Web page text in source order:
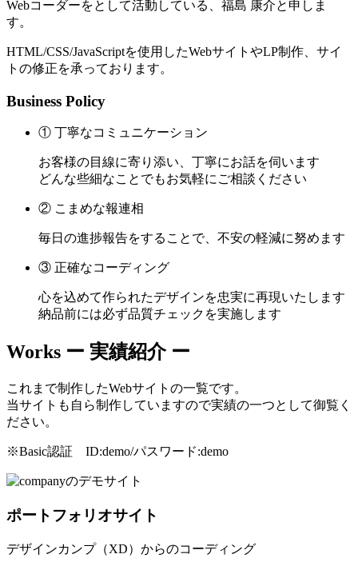
Webコーダーをとして活動している、福島 康介と申しま
す。
HTML/CSS/JavaScriptを使用したWebサイトやLP制作、サイ
トの修正を承っております。
Business Policy
① 丁寧なコミュニケーション
お客様の目線に寄り添い、丁寧にお話を伺います
どんな些細なことでもお気軽にご相談ください
② こまめな報連相
毎日の進捗報告をすることで、不安の軽減に努めます
③ 正確なコーディング
心を込めて作られたデザインを忠実に再現いたします
納品前には必ず品質チェックを実施します
Works ー 実績紹介 ー
これまで制作したWebサイトの一覧です。
当サイトも自ら制作していますので実績の一つとして御覧く
ださい。
※Basic認証 ID:demo/パスワード:demo
ポートフォリオサイト
デザインカンプ（XD）からのコーディング